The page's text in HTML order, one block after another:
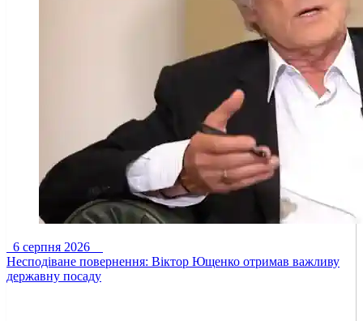
6 серпня 2026
Несподіване повернення: Віктор Ющенко отримав важливу
державну посаду